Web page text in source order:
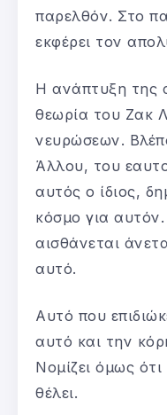
παρελθόν. Στο
εκφέρει τον
Η ανάπτυξη της
θεωρία του Ζακ
νευρώσεων.
Άλλου, του
αυτός ο ίδιος,
κόσμο για
αισθάνεται
αυτό.
Αυτό που
αυτό και την
Νομίζει όμως
θέλει.